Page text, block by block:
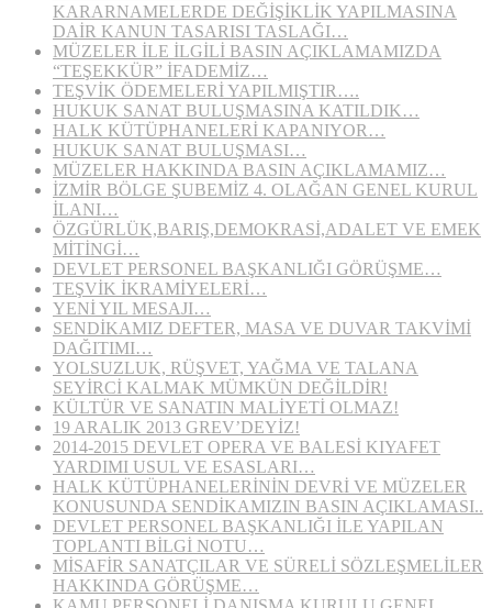
KARARNAMELERDE DEĞİŞİKLİK YAPILMASINA
DAİR KANUN TASARISI TASLAĞI…
MÜZELER İLE İLGİLİ BASIN AÇIKLAMAMIZDA
“TEŞEKKÜR” İFADEMİZ…
TEŞVİK ÖDEMELERİ YAPILMIŞTIR….
HUKUK SANAT BULUŞMASINA KATILDIK…
HALK KÜTÜPHANELERİ KAPANIYOR…
HUKUK SANAT BULUŞMASI…
MÜZELER HAKKINDA BASIN AÇIKLAMAMIZ…
İZMİR BÖLGE ŞUBEMİZ 4. OLAĞAN GENEL KURUL
İLANI…
ÖZGÜRLÜK,BARIŞ,DEMOKRASİ,ADALET VE EMEK
MİTİNGİ…
DEVLET PERSONEL BAŞKANLIĞI GÖRÜŞME…
TEŞVİK İKRAMİYELERİ…
YENİ YIL MESAJI…
SENDİKAMIZ DEFTER, MASA VE DUVAR TAKVİMİ
DAĞITIMI…
YOLSUZLUK, RÜŞVET, YAĞMA VE TALANA
SEYİRCİ KALMAK MÜMKÜN DEĞİLDİR!
KÜLTÜR VE SANATIN MALİYETİ OLMAZ!
19 ARALIK 2013 GREV’DEYİZ!
2014-2015 DEVLET OPERA VE BALESİ KIYAFET
YARDIMI USUL VE ESASLARI…
HALK KÜTÜPHANELERİNİN DEVRİ VE MÜZELER
KONUSUNDA SENDİKAMIZIN BASIN AÇIKLAMASI..
DEVLET PERSONEL BAŞKANLIĞI İLE YAPILAN
TOPLANTI BİLGİ NOTU…
MİSAFİR SANATÇILAR VE SÜRELİ SÖZLEŞMELİLER
HAKKINDA GÖRÜŞME…